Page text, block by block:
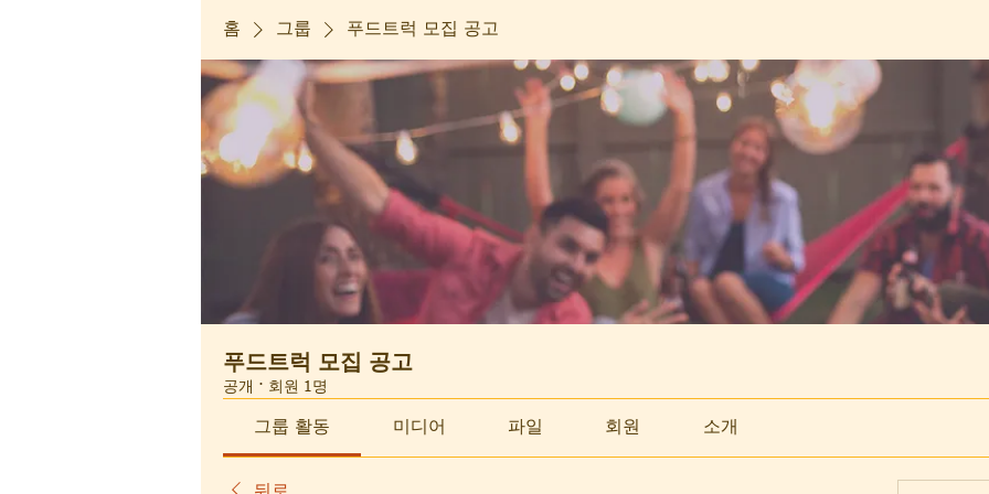
홈 그룹 푸드트럭 모집 공고
푸드트럭 모집 공고
공개 · 회원 1명
그룹 활동 미디어 파일 회원 소개